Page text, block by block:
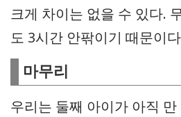
크게 차이는 없을 수 있다.
도 3시간 안팎이기 때문이
마무리
우리는 둘째 아이가 아직